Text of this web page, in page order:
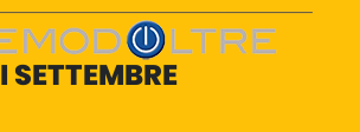
SETTEMBRE